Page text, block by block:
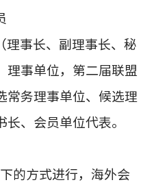
理事长、副理事长、秘
理事单位，第二届联盟
常务理事单位、候选理
、会员单位代表。
的方式进行，海外会